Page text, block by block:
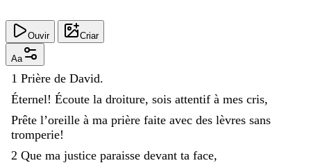
Ouvir Criar
Aa
1 Prière de David.
Éternel! Écoute la droiture, sois attentif à mes cris,
Prête l’oreille à ma prière faite avec des lèvres sans
tromperie!
2 Que ma justice paraisse devant ta face,